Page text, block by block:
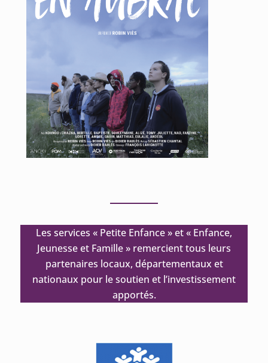
Les services « Petite Enfance » et « Enfance,
Jeunesse et Famille » remercient tous leurs
partenaires locaux, départementaux et
nationaux pour le soutien et l’investissement
apportés.